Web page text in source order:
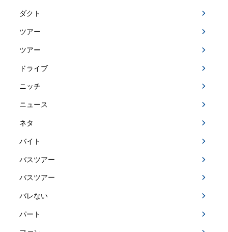
ダクト
ツアー
ツアー
ドライブ
ニッチ
ニュース
ネタ
バイト
バスツアー
バスツアー
バレない
パート